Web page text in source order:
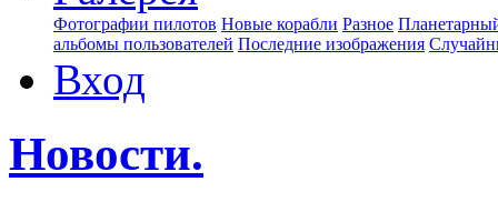
Фотографии пилотов Новые корабли Разное
альбомы пользователей Последние изображения
Вход
Новости.